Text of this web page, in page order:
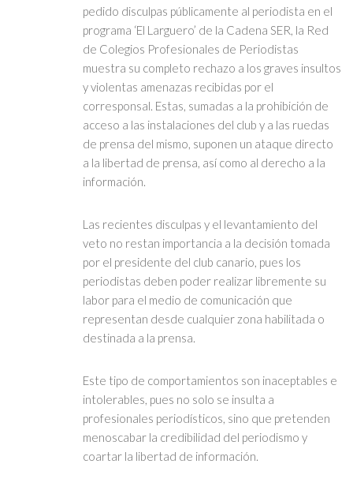
pedido disculpas públicamente al periodista en el
programa ‘El Larguero’ de la Cadena SER, la Red
de Colegios Profesionales de Periodistas
muestra su completo rechazo a los graves insultos
y violentas amenazas recibidas por el
corresponsal. Estas, sumadas a la prohibición de
acceso a las instalaciones del club y a las ruedas
de prensa del mismo, suponen un ataque directo
a la libertad de prensa, así como al derecho a la
información.
Las recientes disculpas y el levantamiento del
veto no restan importancia a la decisión tomada
por el presidente del club canario, pues los
periodistas deben poder realizar libremente su
labor para el medio de comunicación que
representan desde cualquier zona habilitada o
destinada a la prensa.
Este tipo de comportamientos son inaceptables e
intolerables, pues no solo se insulta a
profesionales periodísticos, sino que pretenden
menoscabar la credibilidad del periodismo y
coartar la libertad de información.